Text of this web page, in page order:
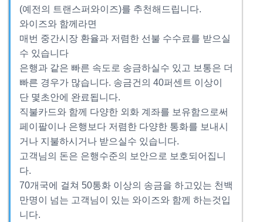
(예전의 트랜스퍼와이즈)를 추천해드립니다.
와이즈와 함께라면
매번 중간시장 환율과 저렴한 선불 수수료를 받으실
수 있습니다
은행과 같은 빠른 속도로 송금하실수 있고 보통은 더
빠른 경우가 많습니다. 송금건의 40퍼센트 이상이
단 몇초안에 완료됩니다.
직불카드와 함께 다양한 외화 계좌를 보유함으로써
페이팔이나 은행보다 저렴한 다양한 통화를 보내시
거나 지불하시거나 받으실수 있습니다.
고객님의 돈은 은행수준의 보안으로 보호되어집니
다.
70개국에 걸쳐 50통화 이상의 송금을 하고있는 천백
만명이 넘는 고객님이 있는 와이즈와 함께 하는것입
니다.